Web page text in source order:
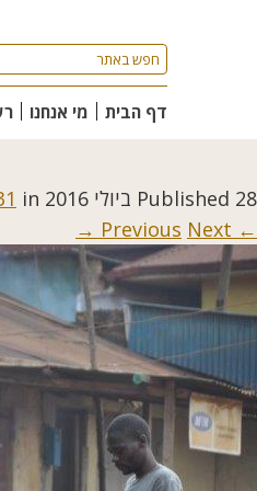
דף הבית מי אנחנו
Published 28 ביולי 2016 in
← Previous
Next →